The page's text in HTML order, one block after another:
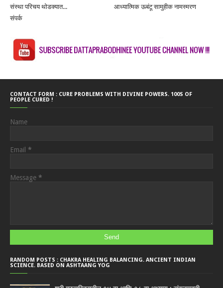
संस्था परिचय थोडक्यात...
आध्यात्मिक ऊबंटू सामुहीक नामस्मरण
संपर्क
CONTACT FORM : CURE PROBLEMS WITH DIVINE POWERS. 100S OF
PEOPLE CURED !
Name
Email *
Message *
RANDOM POSTS : CHAKRA HEALING BALANCING. ANCIENT INDIAN
SCIENCE. BASED ON ASHTAANG YOG